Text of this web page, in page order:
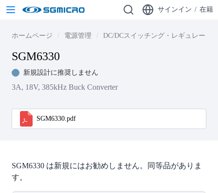
サインイン / 在籍
ホームページ 電源管理 DC/DCスイッチング・レギュレータ
SGM6330
新規設計に推奨しません
3A, 18V, 385kHz Buck Converter
SGM6330.pdf
SGM6330 は新規にはお勧めしません。同等品がありま
す。